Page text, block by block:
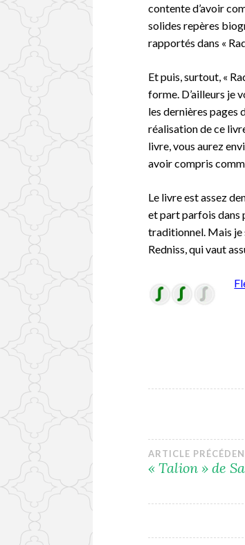
contente d’avoir
solides repères
rapportés dans «
Et puis, surtout, «
forme. D’ailleurs je
les dernières pages
réalisation de ce
livre, vous aurez
avoir compris
Le livre est assez
et part parfois dans
traditionnel. Mais je
Redniss, qui vaut
de
ARTICLE
« Talion » de